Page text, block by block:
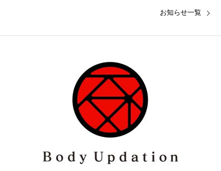
お知らせ一覧